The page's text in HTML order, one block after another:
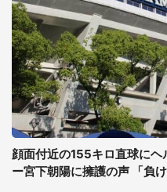
顔面付近の155キロ直球に
ー宮下朝陽に擁護の声 「負